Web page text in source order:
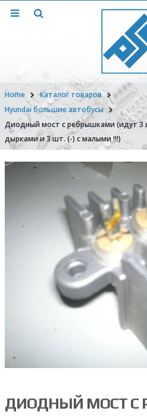
Home
Каталог товаров
Hyundai большие автобусы
Диодный мост с ребрышками (идут 3
дырками и 3 шт. (-) с малыми !!!)
ДИОДНЫЙ МОСТ С